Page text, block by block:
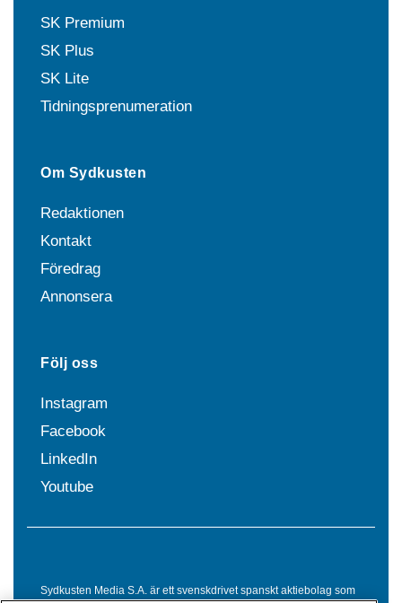
SK Premium
SK Plus
SK Lite
Tidningsprenumeration
Om Sydkusten
Redaktionen
Kontakt
Föredrag
Annonsera
Följ oss
Instagram
Facebook
LinkedIn
Youtube
Sydkusten Media S.A. är ett svenskdrivet spanskt aktiebolag som